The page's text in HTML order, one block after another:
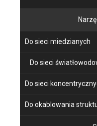
Do sieci miedzianych
Do sieci
Do sieci
Do okablowania